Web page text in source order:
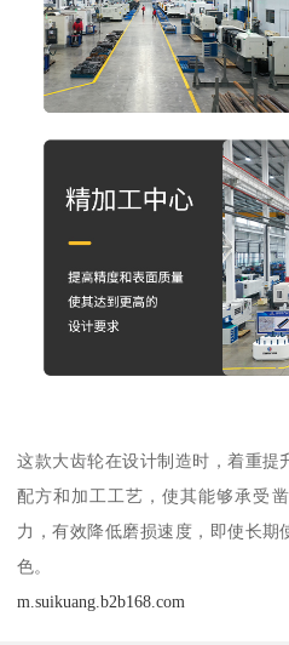
这款大齿轮在设计制造时，着重提
配方和加工工艺，使其能够承受
力，有效降低磨损速度，即使长期
色。
m.suikuang.b2b168.com